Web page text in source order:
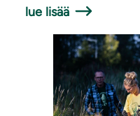
lue lisää